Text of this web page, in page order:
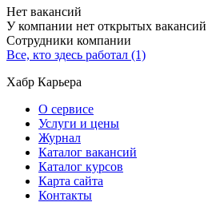
Нет вакансий
У компании нет открытых вакансий
Сотрудники компании
Все, кто здесь работал (1)
Хабр Карьера
О сервисе
Услуги и цены
Журнал
Каталог вакансий
Каталог курсов
Карта сайта
Контакты